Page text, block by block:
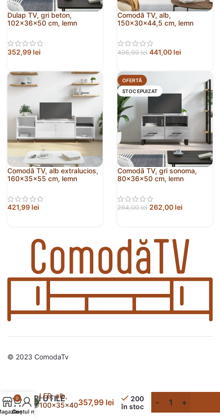
Dulap TV, gri beton,
102x36x50 cm, lemn
352,99 lei
Comodă TV, alb,
150x30x44,5 cm, lemn
496,99lei 441,00 lei
Comodă TV, alb extralucios,
160x35x55 cm, lemn
421,99 lei
OFERTĂ
STOC EPUIZAT
Comodă TV, gri sonoma,
80x36x50 cm, lemn
264,00lei 262,00 lei
© 2023 ComodaTv
LINK-URI UTILE
LED, alb,
100x35x40357,99 lei
200
în stoc
0
Coș
Contul meu